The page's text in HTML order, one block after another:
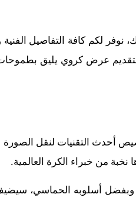
لكم كافة التفاصيل الفنية
عرض كروي يليق بطموحات
أحدث التقنيات لنقل
نخبة من خبراء الكرة العالمية.
وبفضل أسلوبه الحماسي،